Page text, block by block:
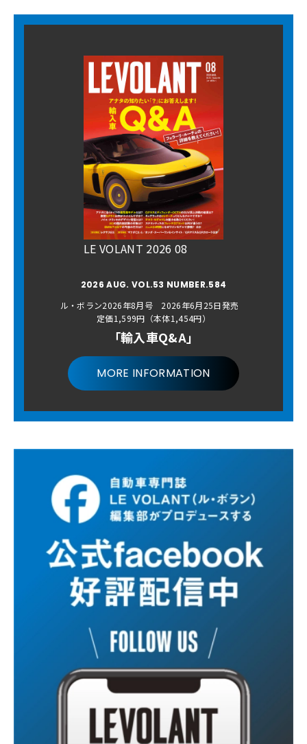
LE VOLANT 2026 08
2026 AUG. VOL.53 NUMBER.584
ル・ボラン2026年8月号 2026年6月25日発売
定価1,599円（本体1,454円）
「輸入車Q&A」
MORE INFORMATION